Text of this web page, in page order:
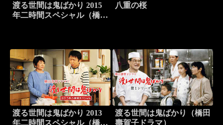
渡る世間は鬼ばかり 2015
年二時間スペシャル（橋田
八重の桜
渡る世間は鬼ばかり 2013
年二時間スペシャル（橋田
渡る世間は鬼ばかり（橋田
壽賀子ドラマ）